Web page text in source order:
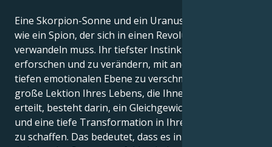
Eine Skorpion-Sonne und ein Uranus in Schütze sind
wie ein Spion, der sich in einen Revolutionsführer
verwandeln muss. Ihr tiefster Instinkt ist es, zu
erforschen und zu verändern, mit anderen auf einer
tiefen emotionalen Ebene zu verschmelzen. Aber die
große Lektion Ihres Lebens, die Ihnen Uranus
erteilt, besteht darin, ein Gleichgewicht, eine Struktur
und eine tiefe Transformation in Ihren Beziehungen
zu schaffen. Das bedeutet, dass es in Ihnen ein